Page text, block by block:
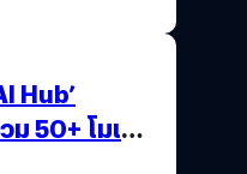
Hub’
50+ โมเดล